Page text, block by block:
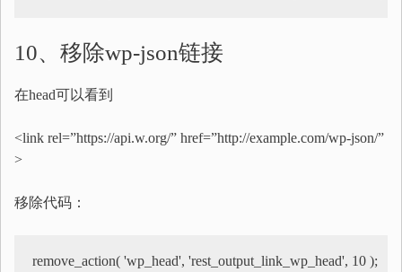
10、移除wp-json链接
在head可以看到
<link rel=”https://api.w.org/” href=”http://example.com/wp-json/”
>
移除代码：
remove_action( 'wp_head', 'rest_output_link_wp_head', 10 );